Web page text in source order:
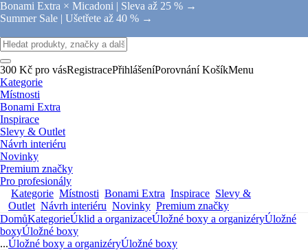
Bonami Extra × Micadoni | Sleva až 25 % →
Summer Sale | Ušetřete až 40 % →
300 Kč pro vásRegistracePřihlášeníPorovnání KošíkMenu
Kategorie
Místnosti
Bonami Extra
Inspirace
Slevy & Outlet
Návrh interiéru
Novinky
Premium značky
Pro profesionály
Kategorie Místnosti Bonami Extra Inspirace Slevy &
Outlet Návrh interiéru Novinky Premium značky
DomůKategorieÚklid a organizaceÚložné boxy a organizéryÚložné
boxyÚložné boxy
...Úložné boxy a organizéryÚložné boxy